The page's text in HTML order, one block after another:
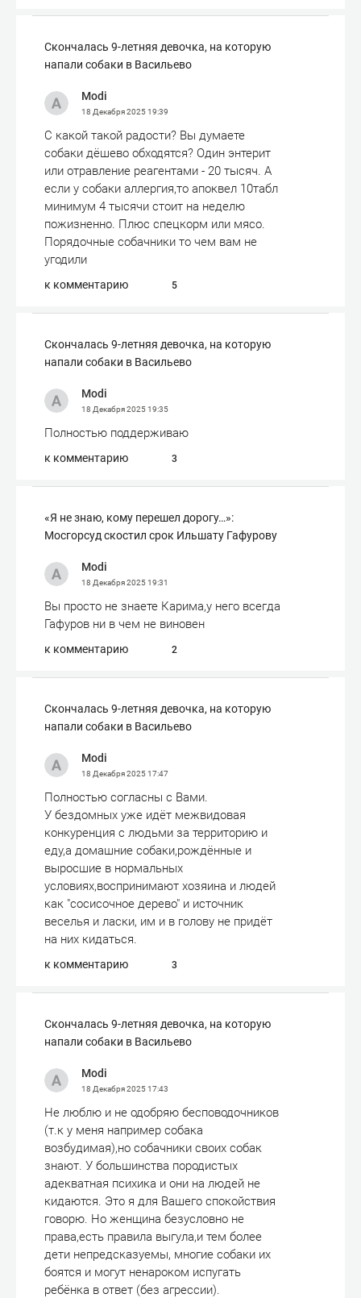
Скончалась 9-летняя девочка, на которую
напали собаки в Васильево
Modi
18 Декабря 202519:39
С какой такой радости? Вы думаете
собаки дёшево обходятся? Один энтерит
или отравление реагентами - 20 тысяч. А
если у собаки аллергия,то апоквел 10табл
минимум 4 тысячи стоит на неделю
пожизненно. Плюс спецкорм или мясо.
Порядочные собачники то чем вам не
угодили
к комментарию 5
Скончалась 9-летняя девочка, на которую
напали собаки в Васильево
Modi
18 Декабря 202519:35
Полностью поддерживаю
к комментарию 3
«Я не знаю, кому перешел дорогу…»:
Мосгорсуд скостил срок Ильшату Гафурову
Modi
18 Декабря 202519:31
Вы просто не знаете Карима,у него всегда
Гафуров ни в чем не виновен
к комментарию 2
Скончалась 9-летняя девочка, на которую
напали собаки в Васильево
Modi
18 Декабря 202517:47
Полностью согласны с Вами.
У бездомных уже идёт межвидовая
конкуренция с людьми за территорию и
еду,а домашние собаки,рождённые и
выросшие в нормальных
условиях,воспринимают хозяина и людей
как "сосисочное дерево" и источник
веселья и ласки, им и в голову не придёт
на них кидаться.
к комментарию 3
Скончалась 9-летняя девочка, на которую
напали собаки в Васильево
Modi
18 Декабря 202517:43
Не люблю и не одобряю бесповодочников
(т.к у меня например собака
возбудимая),но собачники своих собак
знают. У большинства породистых
адекватная психика и они на людей не
кидаются. Это я для Вашего спокойствия
говорю. Но женщина безусловно не
права,есть правила выгула,и тем более
дети непредсказуемы, многие собаки их
боятся и могут ненароком испугать
ребёнка в ответ (без агрессии).